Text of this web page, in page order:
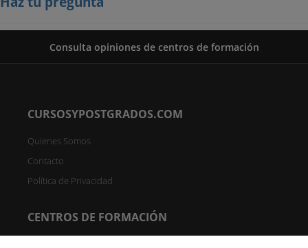
Consulta opiniones de centros de formación
CURSOSYPOSTGRADOS.COM
Quienes Somos
Contacto
Política de Privacidad
CENTROS DE FORMACIÓN